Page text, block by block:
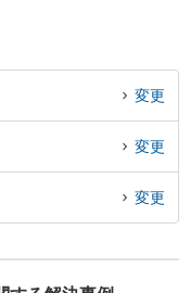
変更
変更
変更